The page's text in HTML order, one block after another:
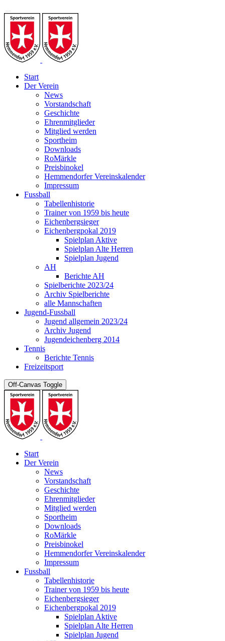
Start
Der Verein
News
Vorstandschaft
Geschichte
Ehrenmitglieder
Mitglied werden
Sportheim
Downloads
RoMärkle
Preisbinokel
Hemmendorfer Vereinskalender
Impressum
Fussball
Tabellenhistorie
Trainer von 1959 bis heute
Eichenbergsieger
Eichenbergpokal 2019
Spielplan Aktive
Spielplan Alte Herren
Spielplan Jugend
AH
Berichte AH
Spielberichte 2023/24
Archiv Spielberichte
alle Mannschaften
Jugend-Fussball
Jugend allgemein 2023/24
Archiv Jugend
Jugendeichenberg 2014
Tennis
Berichte Tennis
Freizeitsport
Off-Canvas Toggle
Start
Der Verein
News
Vorstandschaft
Geschichte
Ehrenmitglieder
Mitglied werden
Sportheim
Downloads
RoMärkle
Preisbinokel
Hemmendorfer Vereinskalender
Impressum
Fussball
Tabellenhistorie
Trainer von 1959 bis heute
Eichenbergsieger
Eichenbergpokal 2019
Spielplan Aktive
Spielplan Alte Herren
Spielplan Jugend